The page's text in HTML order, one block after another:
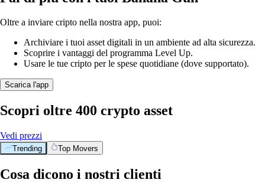
Oltre a inviare cripto nella nostra app, puoi:
Archiviare i tuoi asset digitali in un ambiente ad alta sicurezza.
Scoprire i vantaggi del programma Level Up.
Usare le tue cripto per le spese quotidiane (dove supportato).
Scarica l'app
Scopri oltre 400 crypto asset
Vedi prezzi
Trending Top Movers
Cosa dicono i nostri clienti